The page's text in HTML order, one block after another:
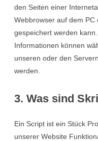
den Seiten einer
Webbrowser auf dem
gespeichert werden
Informationen können
unseren oder den
werden.
3. Was sind
Ein Script ist ein Stück
unserer Website